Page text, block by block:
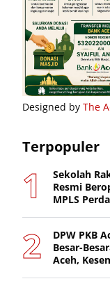
Designed by The
Terpopuler
Sekolah
Resmi
MPLS
DPW PKB
Besar-
Aceh,